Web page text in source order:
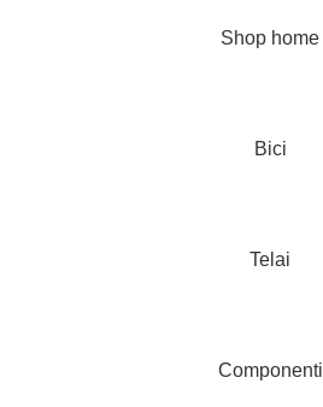
Shop home
Bici
Telai
Componenti